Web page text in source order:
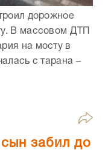
дорожное
В массовом ДТП
на мосту в
с тарана –
забил до